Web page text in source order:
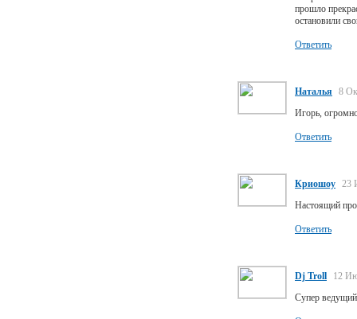
прошло
остановили
Ответить
Наталья
8
Игорь,
Ответить
Криошоу 23
Настоящий
Ответить
Dj Troll
12
Супер